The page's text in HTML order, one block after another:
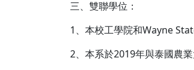
三、雙聯學位：
1、本校工學院和Wayne
2、本系於2019年與泰國農